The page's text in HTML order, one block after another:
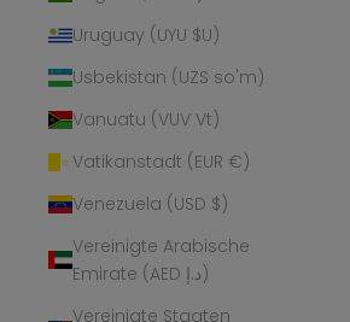
Uruguay (UYU $U)
Usbekistan (UZS so'm)
Vanuatu (VUV Vt)
Vatikanstadt (EUR €)
Venezuela (USD $)
Vereinigte Arabische
Emirate (AED د.إ)
Vereinigte Staaten